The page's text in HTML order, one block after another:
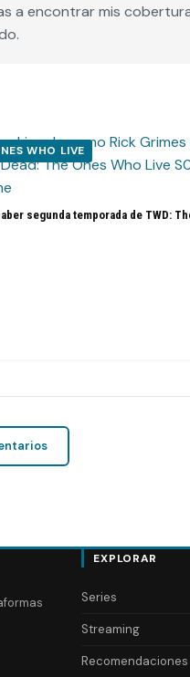
a encontrar mis
WHO LIVE
segunda temporada de TWD:
EXPLORAR
Series
Streaming
Recomendaciones